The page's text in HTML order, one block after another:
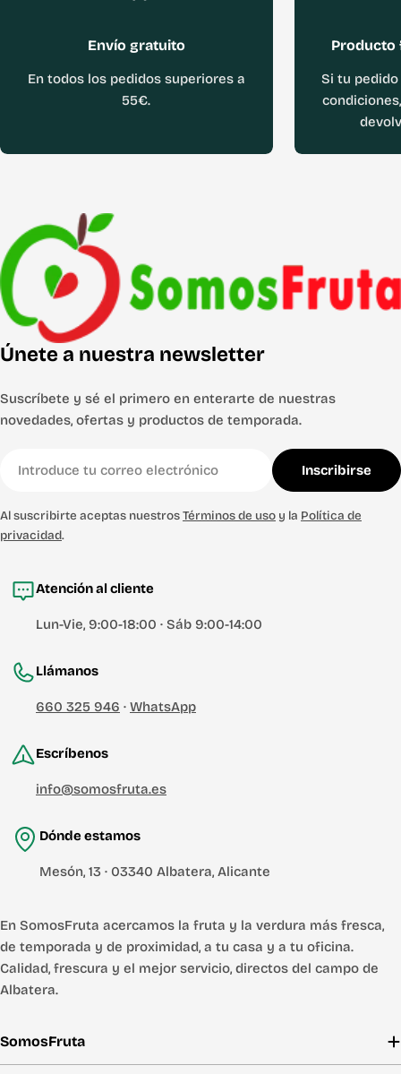
Envío gratuito
En todos los pedidos superiores a
55€.
Producto
Si tu
Únete a nuestra newsletter
Suscríbete y sé el primero en enterarte de nuestras
novedades, ofertas y productos de temporada.
electrónico
Inscribirse
Al suscribirte aceptas nuestrosTérminos de uso y la Política de
privacidad.
Atención al cliente
Lun-Vie, 9:00-18:00 · Sáb 9:00-14:00
Llámanos
660 325 946 · WhatsApp
Escríbenos
info@somosfruta.es
Dónde estamos
Mesón, 13 · 03340 Albatera, Alicante
En SomosFruta acercamos la fruta y la verdura más fresca,
de temporada y de proximidad, a tu casa y a tu oficina.
Calidad, frescura y el mejor servicio, directos del campo de
Albatera.
SomosFruta